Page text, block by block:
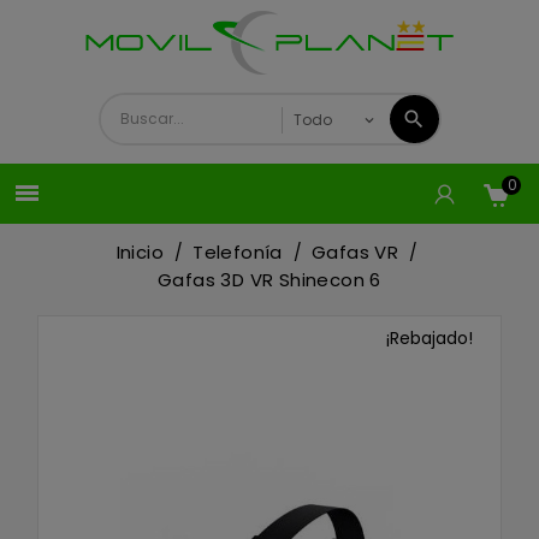
 0
Inicio Telefonía
Gafas VR
Gafas 3D VR Shinecon 6
¡Rebajado!